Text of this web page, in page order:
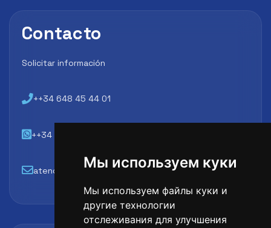
Мы используем куки
Мы используем файлы куки и
другие технологии
отслеживания для улучшения
Contacto
Solicitar información
++34 648 45 44 01
++34 648 45 44 01
atencion@futbollab.com